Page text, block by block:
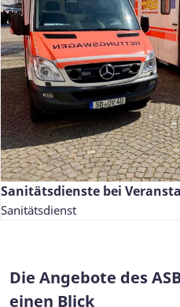
Sanitätsdienste bei
Sanitätsdienst
Die Angebote des
einen Blick